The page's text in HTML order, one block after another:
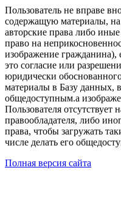
Пользователь не вправе
содержащую материалы, на
авторские права либо
право на
изображение гражданина),
это согласие или
юридически
материалы в Базу данных,
общедоступным.а
Пользователя отсутствует
правообладателя, либо
права, чтобы загружать
числе делать его
Полная версия сайта